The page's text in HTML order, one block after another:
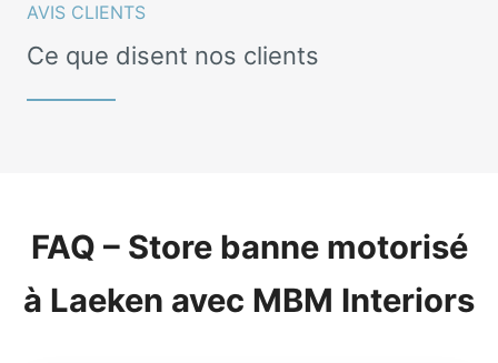
AVIS CLIENTS
Ce que disent nos clients
FAQ – Store banne motorisé
à Laeken avec MBM Interiors